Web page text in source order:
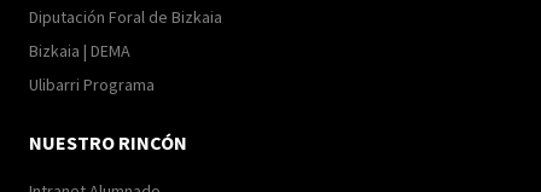
Diputación Foral de Bizkaia
Bizkaia | DEMA
Ulibarri Programa
NUESTRO RINCÓN